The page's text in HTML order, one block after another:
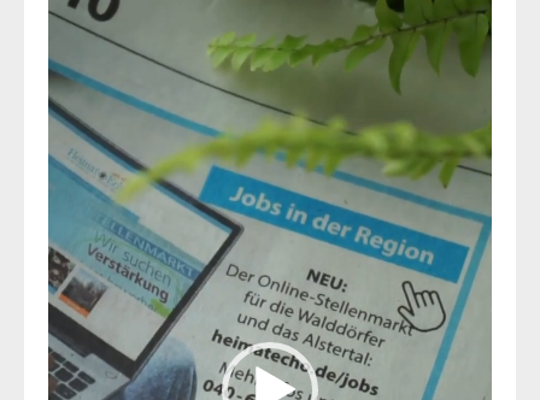
Player